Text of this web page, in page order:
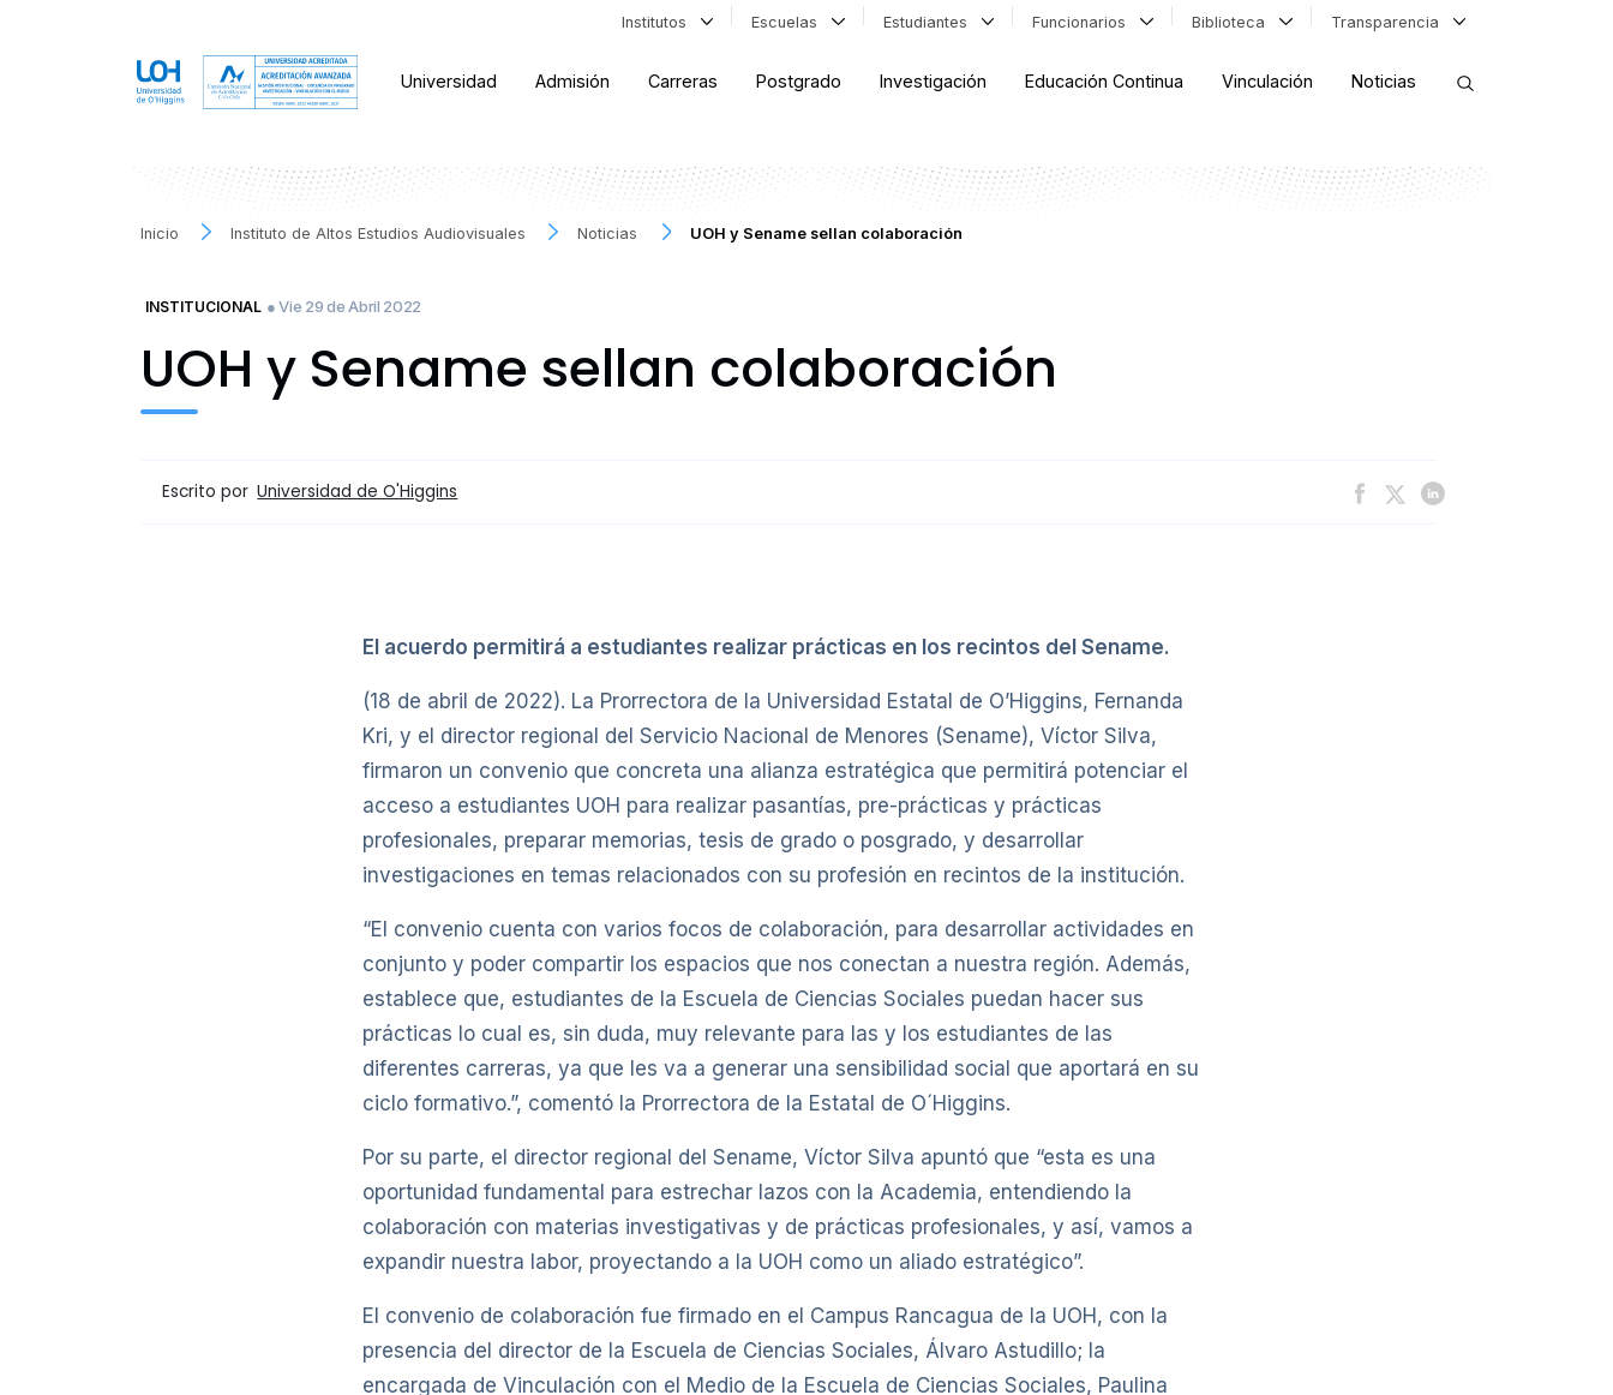
Institutos Escuelas Estudiantes Funcionarios Biblioteca Transparencia
Universidad Admisión Carreras Postgrado Investigación Educación Continua Vinculación Noticias
Inicio Instituto de Altos Estudios Audiovisuales Noticias UOH y Sename sellan colaboración
INSTITUCIONAL ● Vie 29 de Abril 2022
UOH y Sename sellan colaboración
Escrito por Universidad de O'Higgins
El acuerdo permitirá a estudiantes realizar prácticas en los recintos del Sename.
(18 de abril de 2022). La Prorrectora de la Universidad Estatal de O’Higgins, Fernanda
Kri, y el director regional del Servicio Nacional de Menores (Sename), Víctor Silva,
firmaron un convenio que concreta una alianza estratégica que permitirá potenciar el
acceso a estudiantes UOH para realizar pasantías, pre-prácticas y prácticas
profesionales, preparar memorias, tesis de grado o posgrado, y desarrollar
investigaciones en temas relacionados con su profesión en recintos de la institución.
“El convenio cuenta con varios focos de colaboración, para desarrollar actividades en
conjunto y poder compartir los espacios que nos conectan a nuestra región. Además,
establece que, estudiantes de la Escuela de Ciencias Sociales puedan hacer sus
prácticas lo cual es, sin duda, muy relevante para las y los estudiantes de las
diferentes carreras, ya que les va a generar una sensibilidad social que aportará en su
ciclo formativo.”, comentó la Prorrectora de la Estatal de O´Higgins.
Por su parte, el director regional del Sename, Víctor Silva apuntó que “esta es una
oportunidad fundamental para estrechar lazos con la Academia, entendiendo la
colaboración con materias investigativas y de prácticas profesionales, y así, vamos a
expandir nuestra labor, proyectando a la UOH como un aliado estratégico”.
El convenio de colaboración fue firmado en el Campus Rancagua de la UOH, con la
presencia del director de la Escuela de Ciencias Sociales, Álvaro Astudillo; la
encargada de Vinculación con el Medio de la Escuela de Ciencias Sociales, Paulina